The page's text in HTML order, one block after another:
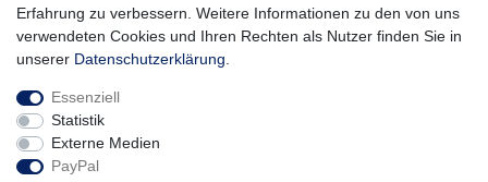
Service
Zahlungsarten
Lieferung und Abholung
Unternehmen
Über uns
Karriere
Erfahrung zu verbessern. Weitere Informationen zu den von uns
verwendeten Cookies und Ihren Rechten als Nutzer finden Sie in
unserer Daten­schutz­erklärung
Essenziell
Statistik
Externe Medien
PayPal